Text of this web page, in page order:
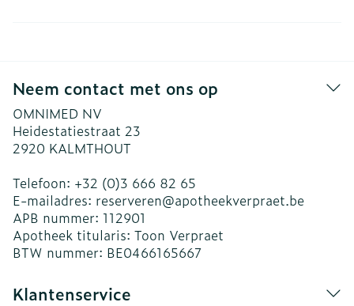
Neem contact met ons op
OMNIMED NV
Heidestatiestraat 23
2920 KALMTHOUT
Telefoon: +32 (0)3 666 82 65
E-mailadres: reserveren@apotheekverpraet.be
APB nummer: 112901
Apotheek titularis: Toon Verpraet
BTW nummer: BE0466165667
Klantenservice